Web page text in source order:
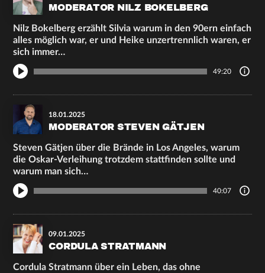
MODERATOR NILZ BOKELBERG
Nilz Bokelberg erzählt Silvia warum in den 90ern einfach
alles möglich war, er und Heike unzertrennlich waren, er
sich immer…
49:20
18.01.2025
MODERATOR STEVEN GÄTJEN
Steven Gätjen über die Brände in Los Angeles, warum
die Oskar-Verleihung trotzdem stattfinden sollte und
warum man sich…
40:07
09.01.2025
CORDULA STRATMANN
Cordula Stratmann über ein Leben, das ohne